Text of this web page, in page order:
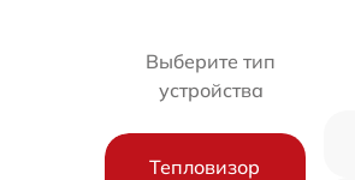
Выберите тип
устройства
Тепловизор